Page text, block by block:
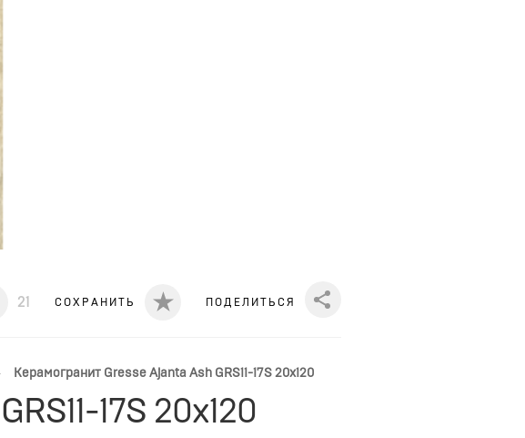
Share
ПОДЕЛИТЬСЯ
СОХРАНИТЬ
21
Керамогранит Gresse Ajanta Ash GRS11-17S 20x120
17S 20x120